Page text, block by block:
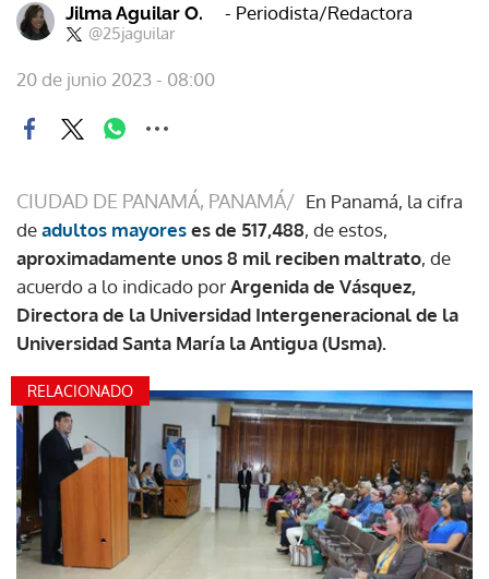
Jilma Aguilar O.
@25jaguilar
- Periodista/Redactora
20 de junio 2023 - 08:00
CIUDAD DE PANAMÁ, PANAMÁ/ En Panamá, la cifra
deadultos mayoreses de 517,488, de estos,
aproximadamente unos 8 mil reciben maltrato, de
acuerdo a lo indicado porArgenida de Vásquez,
Directora de la Universidad Intergeneracional de la
Universidad Santa María la Antigua (Usma).
RELACIONADO